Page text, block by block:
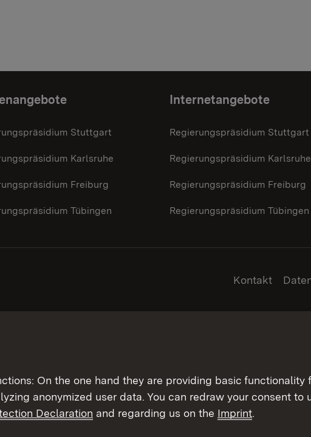
Stuttgart
Karlsruhe
Freiburg
Tübingen
Internetangebote
Regierungspräsidium Stuttgart
Regierungspräsidium Karlsruhe
Regierungspräsidium Freiburg
Regierungspräsidium Tübingen
Kontakt
On the one hand they are providing basic
anonymized user data. You can redraw your consent to
Declaration and regarding us on the Imprint.